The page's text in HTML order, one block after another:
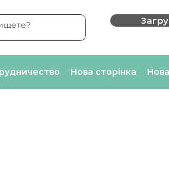
Нова сторінка